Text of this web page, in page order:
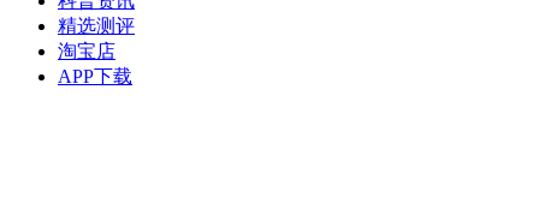
精选测评
淘宝店
APP下载